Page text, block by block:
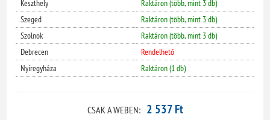
Keszthely
Raktáron (több, mint 3 db)
Szeged
Raktáron (több, mint 3 db)
Szolnok
Raktáron (több, mint 3 db)
Debrecen
Rendelhető
Nyíregyháza
Raktáron (1 db)
CSAK A WEBEN: 2 537 Ft